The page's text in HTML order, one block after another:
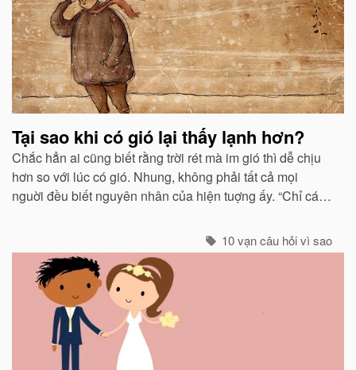
Tại sao khi có gió lại thấy lạnh hơn?
Chắc hẳn ai cũng biết rằng trời rét mà im gió thì dễ chịu
hơn so với lúc có gió. Nhung, không phải tất cả mọi
nguời đều biết nguyên nhân của hiện tuợng ấy. “Chỉ các
10 vạn câu hỏi vì sao